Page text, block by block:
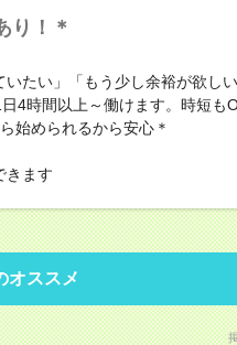
り！＊
いたい」「もう少し余裕が欲し
4時間以上～働けます。時短も
始められるから安心＊
きます
オススメ